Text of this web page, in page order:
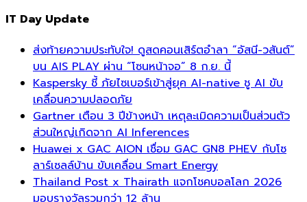
IT Day Update
ส่งท้ายความประทับใจ! ดูสดคอนเสิร์ตอำลา “อัสนี-วสันต์”
บน AIS PLAY ผ่าน “โซนหน้าจอ” 8 ก.ย. นี้
Kaspersky ชี้ ภัยไซเบอร์เข้าสู่ยุค AI-native ชู AI ขับ
เคลื่อนความปลอดภัย
Gartner เตือน 3 ปีข้างหน้า เหตุละเมิดความเป็นส่วนตัว
ส่วนใหญ่เกิดจาก AI Inferences
Huawei x GAC AION เชื่อม GAC GN8 PHEV กับโซ
ลาร์เซลล์บ้าน ขับเคลื่อน Smart Energy
Thailand Post x Thairath แจกโชคบอลโลก 2026